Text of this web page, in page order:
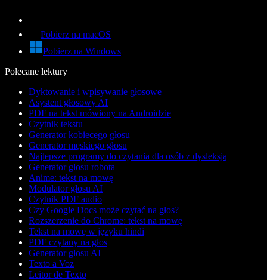
Pobierz na macOS
Pobierz na Windows
Polecane lektury
Dyktowanie i wpisywanie głosowe
Asystent głosowy AI
PDF na tekst mówiony na Androidzie
Czytnik tekstu
Generator kobiecego głosu
Generator męskiego głosu
Najlepsze programy do czytania dla osób z dysleksją
Generator głosu robota
Anime: tekst na mowę
Modulator głosu AI
Czytnik PDF audio
Czy Google Docs może czytać na głos?
Rozszerzenie do Chrome: tekst na mowę
Tekst na mowę w języku hindi
PDF czytany na głos
Generator głosu AI
Texto a Voz
Leitor de Texto